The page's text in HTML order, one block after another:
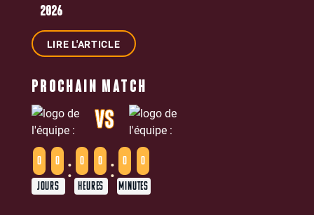
2026
LIRE L'ARTICLE
PROCHAIN MATCH
0 0
JOURS
: 0 0
HEURES
: 0 0
MINUTES
VS